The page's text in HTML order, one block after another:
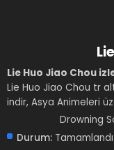
Lie Huo Jiao Chou
Lie Huo Jiao Chou tr
indir, Asya Animeleri
Drowning
Durum: Tamamlandı